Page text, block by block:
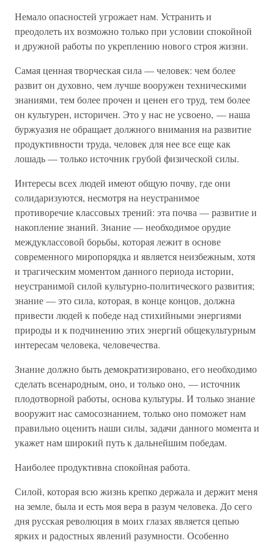
Немало опасностей угрожает нам. Устранить и
преодолеть их возможно только при условии спокойной
и дружной работы по укреплению нового строя жизни.
Самая ценная творческая сила — человек: чем более
развит он духовно, чем лучше вооружен техническими
знаниями, тем более прочен и ценен его труд, тем более
он культурен, историчен. Это у нас не усвоено, — наша
буржуазия не обращает должного внимания на развитие
продуктивности труда, человек для нее все еще как
лошадь — только источник грубой физической силы.
Интересы всех людей имеют общую почву, где они
солидаризуются, несмотря на неустранимое
противоречие классовых трений: эта почва — развитие и
накопление знаний. Знание — необходимое орудие
междуклассовой борьбы, которая лежит в основе
современного миропорядка и является неизбежным, хотя
и трагическим моментом данного периода истории,
неустранимой силой культурно-политического развития;
знание — это сила, которая, в конце концов, должна
привести людей к победе над стихийными энергиями
природы и к подчинению этих энергий общекультурным
интересам человека, человечества.
Знание должно быть демократизировано, его необходимо
сделать всенародным, оно, и только оно, — источник
плодотворной работы, основа культуры. И только знание
вооружит нас самосознанием, только оно поможет нам
правильно оценить наши силы, задачи данного момента и
укажет нам широкий путь к дальнейшим победам.
Наиболее продуктивна спокойная работа.
Силой, которая всю жизнь крепко держала и держит меня
на земле, была и есть моя вера в разум человека. До сего
дня русская революция в моих глазах является цепью
ярких и радостных явлений разумности. Особенно